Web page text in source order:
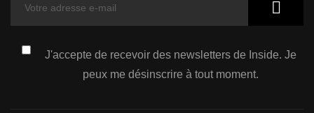
J'accepte de recevoir des newsletters de Inside. Je
peux me désinscrire à tout moment.